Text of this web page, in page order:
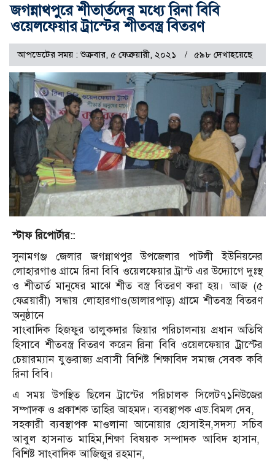
জগন্নাথপুরে শীতার্তদের মধ্যে রিনা বিবি
ওয়েলফেয়ার ট্রাস্টের শীতবস্ত্র বিতরণ
আপডেটের সময় : শুক্রবার, ৫ ফেব্রুয়ারী, ২০২১ ৫৯৮ দেখাহয়েছে
স্টাফ রিপোর্টার::
সুনামগঞ্জ জেলার জগন্নাথপুর উপজেলার পাটলী ইউনিয়নের
লোহারগাও গ্রামে রিনা বিবি ওয়েলফেয়ার ট্রাস্ট এর উদ্যোগে দুঃস্থ
ও শীতার্ত মানুষের মাঝে শীত বস্ত্র বিতরণ করা হয়। আজ (৫
ফেব্রয়ারী) সন্ধায় লোহারগাও(ডালারপাড়) গ্রামে শীতবস্ত্র বিতরণ
অনুষ্ঠানে
সাংবাদিক হিজফুর তালুকদার জিয়ার পরিচালনায় প্রধান অতিথি
হিসাবে শীতবস্ত্র বিতরণ করেন রিনা বিবি ওয়েলফেয়ার ট্রাস্টের
চেয়ারম্যান যুক্তরাজ্য প্রবাসী বিশিষ্ট শিক্ষাবিদ সমাজ সেবক কবি
রিনা বিবি।
এ সময় উপস্থিত ছিলেন ট্রাস্টের পরিচালক সিলেট৭১নিউজের
সম্পাদক ও প্রকাশক তাহির আহমদ। ব্যবস্থাপক এড.বিমল দেব,
সহকারী ব্যবস্থাপক মাওলানা আনোয়ার হোসাইন,সদস্য সচিব
আবুল হাসনাত মাহিম,শিক্ষা বিষয়ক সম্পাদক আবিদ হাসান,
বিশিষ্ট সাংবাদিক আজিজুর রহমান,